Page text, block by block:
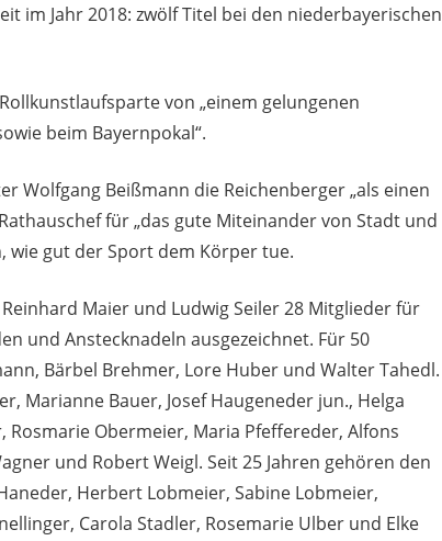
im Jahr 2018: zwölf Titel bei den niederbayerischen
von „einem gelungenen
beim Bayernpokal“.
Wolfgang Beißmann die Reichenberger „als einen
für „das gute Miteinander von Stadt und
wie gut der Sport dem Körper tue.
Maier und Ludwig Seiler 28 Mitglieder für
und Anstecknadeln ausgezeichnet. Für 50
Bärbel Brehmer, Lore Huber und Walter Tahedl.
Marianne Bauer, Josef Haugeneder jun., Helga
Obermeier, Maria Pfeffereder, Alfons
und Robert Weigl. Seit 25 Jahren gehören den
Herbert Lobmeier, Sabine Lobmeier,
Carola Stadler, Rosemarie Ulber und Elke